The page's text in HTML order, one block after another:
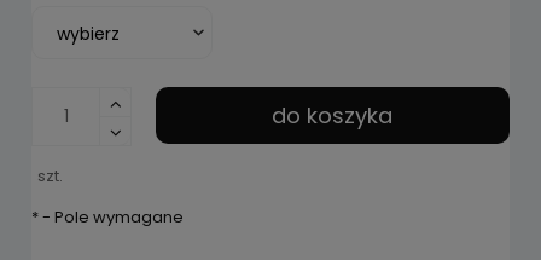
szt.
do koszyka
*- Pole wymagane